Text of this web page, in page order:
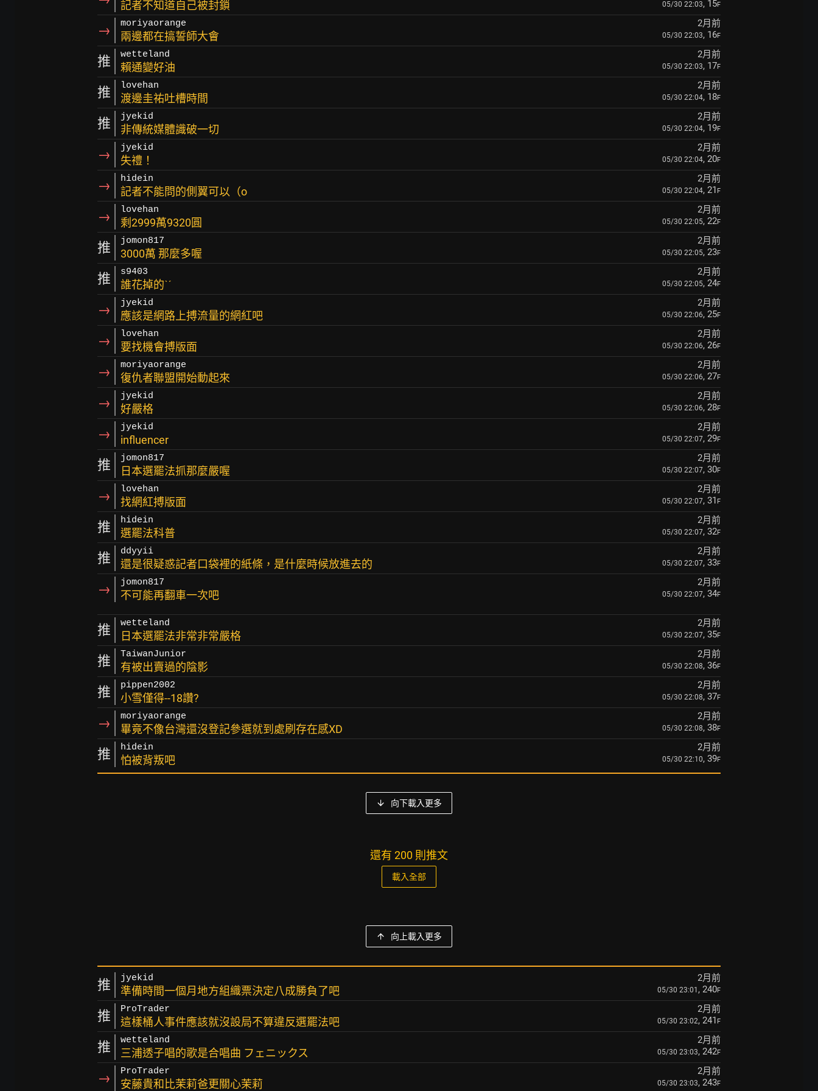
記者不知道自己被封鎖 05/30 22:03, 15F
→ moriyaorange 2月前
兩邊都在搞誓師大會 05/30 22:03, 16F
推 wetteland 2月前
賴通變好油 05/30 22:03, 17F
推 lovehan 2月前
渡邊圭祐吐槽時間 05/30 22:04, 18F
推 jyekid 2月前
非傳統媒體識破一切 05/30 22:04, 19F
→ jyekid 2月前
失禮！ 05/30 22:04, 20F
→ hidein 2月前
記者不能問的側翼可以（o 05/30 22:04, 21 F
→ lovehan 2月前
剩2999萬9320圓 05/30 22:05, 22F
推 jomon817 2月前
3000萬 那麼多喔 05/30 22:05, 23F
推 s9403 2月前
誰花掉的ˋˊ 05/30 22:05, 24F
→ jyekid 2月前
應該是網路上搏流量的網紅吧 05/30 22:06, 25F
→ lovehan 2月前
要找機會搏版面 05/30 22:06, 26F
→ moriyaorange 2月前
復仇者聯盟開始動起來 05/30 22:06, 27F
→ jyekid 2月前
好嚴格 05/30 22:06, 28F
→ jyekid 2月前
influencer 05/30 22:07, 29F
推 jomon817 2月前
日本選罷法抓那麼嚴喔 05/30 22:07, 30F
→ lovehan 2月前
找網紅搏版面 05/30 22:07, 31 F
推 hidein 2月前
選罷法科普 05/30 22:07, 32F
推 ddyyii 2月前
還是很疑惑記者口袋裡的紙條，是什麼時候放進去的 05/30 22:07, 33F
→ jomon817 2月前
不可能再翻車一次吧 05/30 22:07, 34F
推 wetteland 2月前
日本選罷法非常非常嚴格 05/30 22:07, 35F
推 TaiwanJunior 2月前
有被出賣過的陰影 05/30 22:08, 36F
推 pippen2002 2月前
小雪僅得--18讚? 05/30 22:08, 37F
→ moriyaorange 2月前
畢竟不像台灣還沒登記參選就到處刷存在感XD 05/30 22:08, 38F
推 hidein 2月前
怕被背叛吧 05/30 22:10, 39F
向下載入更多
還有 200 則推文
載入全部
向上載入更多
推 jyekid 2月前
準備時間一個月地方組織票決定八成勝負了吧 05/30 23:01 , 240F
推 ProTrader 2月前
這樣桶人事件應該就沒設局不算違反選罷法吧 05/30 23:02, 241 F
推 wetteland 2月前
三浦透子唱的歌是合唱曲 フェニックス 05/30 23:03, 242F
→ ProTrader 2月前
安藤貴和比茉莉爸更關心茉莉 05/30 23:03, 243F